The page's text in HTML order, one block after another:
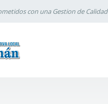
con una Gestion de Calidad